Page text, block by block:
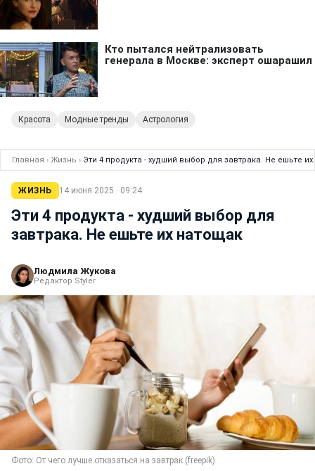
Красота Модные тренды Астрология
Главная › Жизнь › Эти 4 продукта - худший выбор для завтрака. Не ешьте
ЖИЗНЬ 14 июня 2025 · 09:24
Эти 4 продукта - худший выбор для
завтрака. Не ешьте их натощак
Людмила Жукова
Редактор Styler
Фото: От чего лучше отказаться на завтрак (freepik)